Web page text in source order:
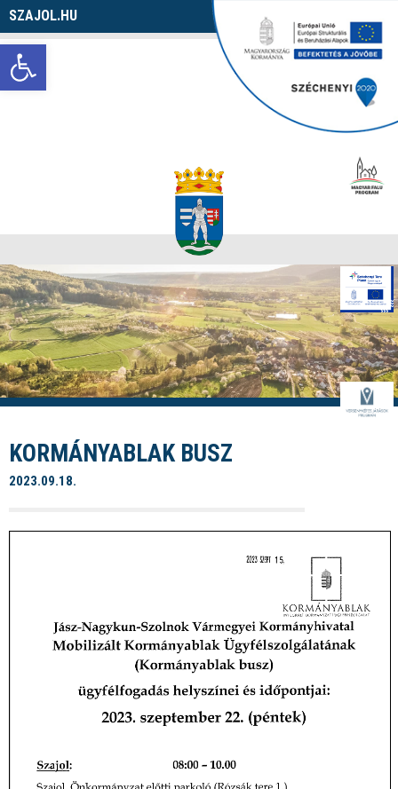
Eszköztár megnyitása
SZAJOL.HU
KORMÁNYABLAK BUSZ
2023.09.18.